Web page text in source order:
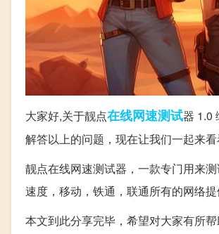
大家好,关于靓点在线网速测试器 1.0
解答以上的问题，现在让我们一起来看
靓点在线网速测试器，一款专门用来
速度，移动，铁通，联通所有的网络提
本文到此分享完毕，希望对大家有所帮